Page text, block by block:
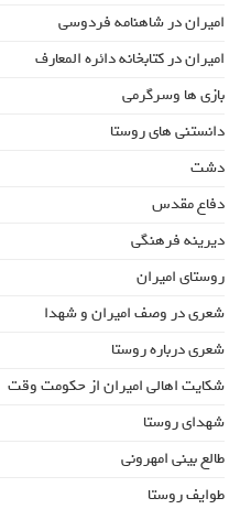
امیران در شاهنامه فردوسی
امیران در کتابخانه دائره المعارف
بازی ها وسرگرمی
دانستنی های روستا
دشت
دفاع مقدس
دیرینه فرهنگی
روستای امیران
شعری در وصف امیران و شهدا
شعری درباره روستا
شکایت اهالی امیران از حکومت وقت
شهدای روستا
طالع بینی امهرونی
طوایف روستا